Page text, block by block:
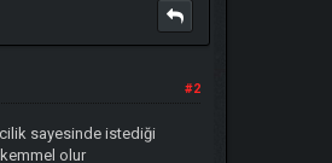
#2
sayesinde istediği
olur